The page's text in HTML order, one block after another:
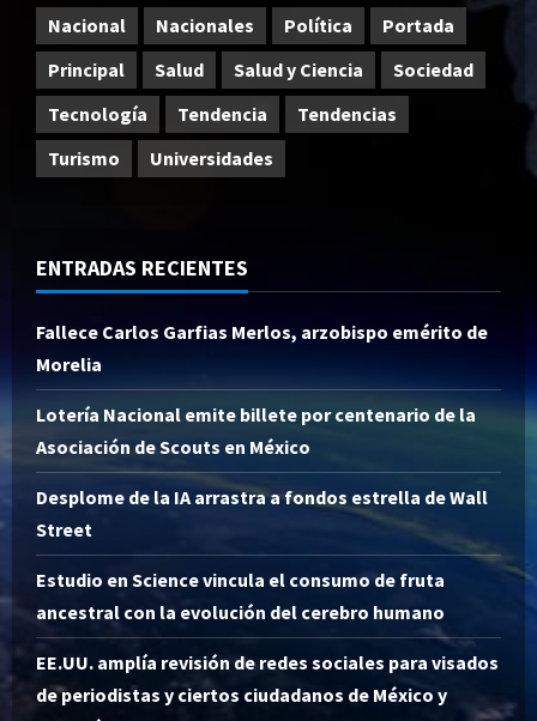
Nacional
Nacionales Política
Portada
Principal
Salud Salud y Ciencia
Sociedad
Tecnología
Tendencia
Tendencias
Turismo
Universidades
ENTRADAS RECIENTES
Fallece Carlos Garfias Merlos, arzobispo emérito de
Morelia
Lotería Nacional emite billete por centenario de la
Asociación de Scouts en México
Desplome de la IA arrastra a fondos estrella de Wall
Street
Estudio en Science vincula el consumo de fruta
ancestral con la evolución del cerebro humano
EE.UU. amplía revisión de redes sociales para visados
de periodistas y ciertos ciudadanos de México y